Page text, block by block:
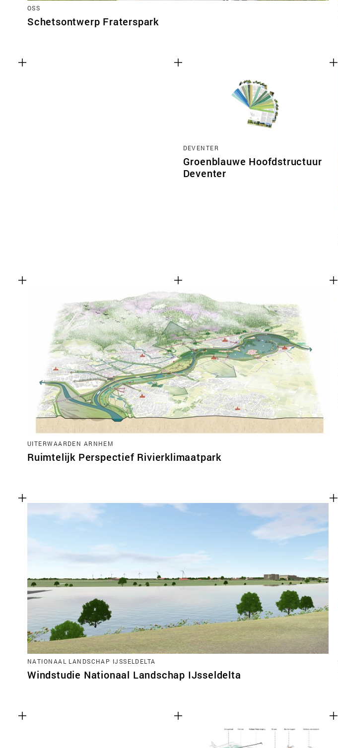
OSS
Schetsontwerp Fraterspark
DEVENTER
Groenblauwe Hoofdstructuur
Deventer
UITERWAARDEN ARNHEM
Ruimtelijk Perspectief Rivierklimaatpark
NATIONAAL LANDSCHAP IJSSELDELTA
Windstudie Nationaal Landschap IJsseldelta